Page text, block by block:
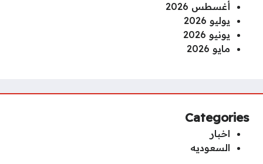
أغسطس 2026
يوليو 2026
يونيو 2026
مايو 2026
Categories
اخبار
السعوديه